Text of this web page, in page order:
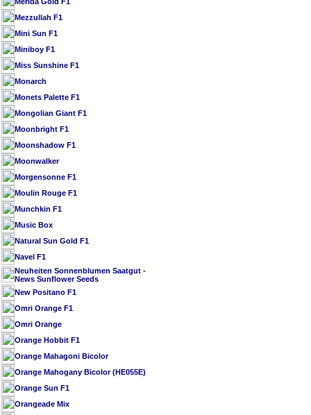
Mezzullah F1
Mini Sun F1
Miniboy F1
Miss Sunshine F1
Monarch
Monets Palette F1
Mongolian Giant F1
Moonbright F1
Moonshadow F1
Moonwalker
Morgensonne F1
Moulin Rouge F1
Munchkin F1
Music Box
Natural Sun Gold F1
Navel F1
Neuheiten Sonnenblumen Saatgut -
News Sunflower Seeds
New Positano F1
Omri Orange F1
Omri Orange
Orange Hobbit F1
Orange Mahagoni Bicolor
Orange Mahogany Bicolor (HE055E)
Orange Sun F1
Orangeade Mix